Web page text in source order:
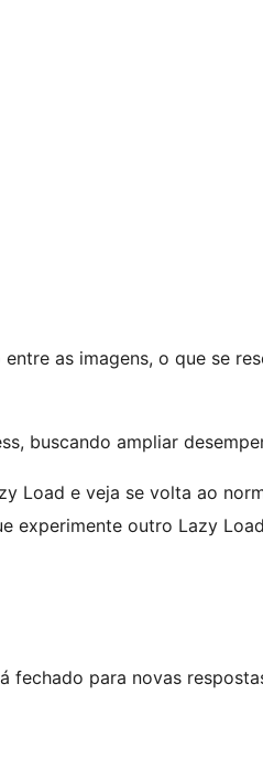
as imagens, o que se
buscando ampliar
Load e veja se volta ao
experimente outro Lazy
fechado para novas